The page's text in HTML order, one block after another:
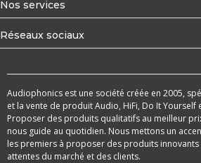
Nos services
Réseaux sociaux
Audiophonics est une société créée en 2005,
et la vente de produit Audio, HiFi, Do It
Proposer des produits qualitatifs au meilleur
nous guide au quotidien. Nous mettons un
les premiers à proposer des produits
attentes du marché et des clients.